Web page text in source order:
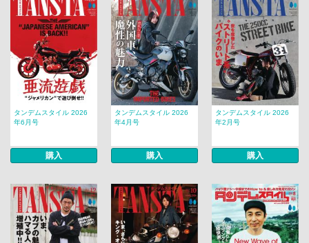
タンデムスタイル 2026
年6月号
購入
タンデムスタイル 2026
年4月号
購入
タンデムスタイル 2026
年2月号
購入